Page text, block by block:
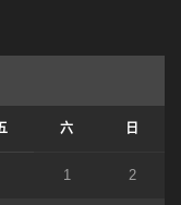
六 日
1 2